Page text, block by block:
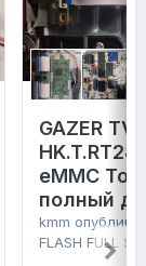
GAZER
eMMC
полный
kmm
FLASH FULL